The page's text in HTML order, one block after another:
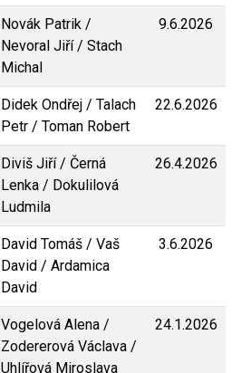
Novák Patrik /
Nevoral Jiří / Stach
Michal
9.6.2026
Didek Ondřej / Talach
Petr / Toman Robert
22.6.2026
Diviš Jiří / Černá
Lenka / Dokulilová
Ludmila
26.4.2026
David Tomáš / Vaš
David / Ardamica
David
3.6.2026
Vogelová Alena /
Zodererová Václava /
Uhlířová Miroslava
24.1.2026